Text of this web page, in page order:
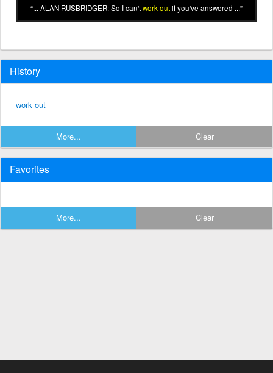
... ALAN RUSBRIDGER: So I can'twork outif you've answered ...
History
work out
More... Clear
Favorites
More... Clear